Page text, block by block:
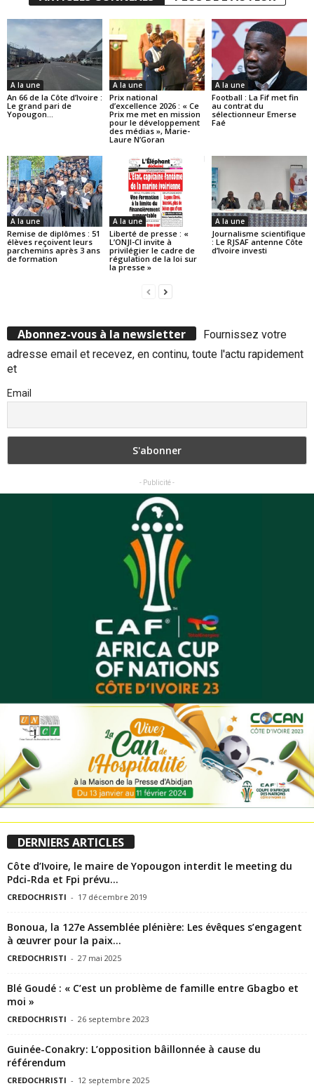
A la une
An 66 de la Côte d’Ivoire :
Le grand pari de
Yopougon…
A la une
Prix national
d’excellence 2026 : « Ce
Prix me met en mission
pour le développement
des médias », Marie-
Laure N’Goran
A la une
Football : La Fif met fin
au contrat du
sélectionneur Emerse
Faé
A la une
Remise de diplômes : 51
élèves reçoivent leurs
parchemins après 3 ans
de formation
A la une
Liberté de presse : «
L’ONJI-CI invite à
privilégier le cadre de
régulation de la loi sur
la presse »
A la une
Journalisme scientifique
: Le RJSAF antenne Côte
d’Ivoire investi
Abonnez-vous à la newsletter
Fournissez votre
adresse email et recevez, en continu, toute l'actu rapidement
et
Email
- Publicité -
DERNIERS ARTICLES
Côte d’Ivoire, le maire de Yopougon interdit le meeting du
Pdci-Rda et Fpi prévu...
CREDOCHRISTI - 17 décembre 2019
Bonoua, la 127e Assemblée plénière: Les évêques s’engagent
à œuvrer pour la paix...
CREDOCHRISTI - 27 mai 2025
Blé Goudé : « C’est un problème de famille entre Gbagbo et
moi »
CREDOCHRISTI - 26 septembre 2023
Guinée-Conakry: L’opposition bâillonnée à cause du
référendum
CREDOCHRISTI - 12 septembre 2025